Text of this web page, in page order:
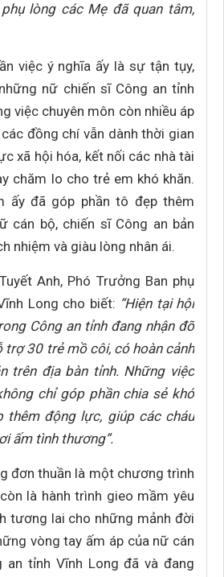
lòng các Mẹ đã quan tâm,
việc ý nghĩa ấy là sự tận tụy,
nữ chiến sĩ Công an tỉnh
việc chuyên môn còn nhiều áp
đồng chí vẫn dành thời gian
xã hội hóa, kết nối các nhà tài
chăm lo cho trẻ em khó khăn.
ấy đã góp phần tô đẹp thêm
cán bộ, chiến sĩ Công an bản
nhiệm và giàu lòng nhân ái.
Anh, Phó Trưởng Ban phụ
Long cho biết: “Hiện tại hội
Công an tỉnh đang nhận đỡ
trợ 30 trẻ mồ côi, có hoàn cảnh
trên địa bàn tỉnh. Những việc
chỉ góp phần chia sẻ khó
thêm động lực, giúp các cháu
ấm tình thương”.
đơn thuần là một chương trình
là hành trình gieo mầm yêu
tương lai cho những mảnh đời
vòng tay ấm áp của nữ cán
an tỉnh Vĩnh Long đã và đang